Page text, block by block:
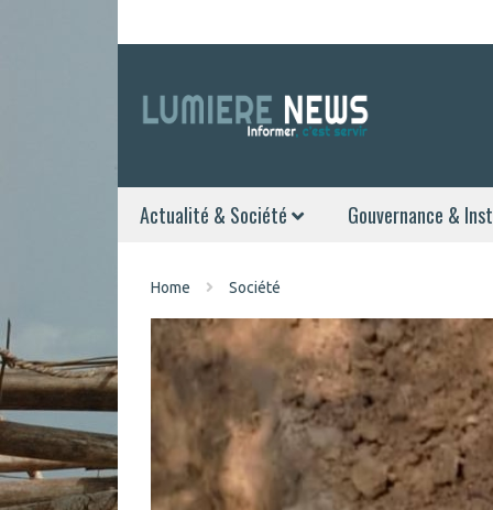
Actualité & Société Gouvernance &
Home Société